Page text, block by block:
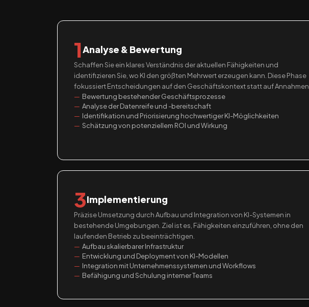
1Analyse & Bewertung
Schaffen Sie ein klares Verständnis der aktuellen Fähigkeiten und
identifizieren Sie, wo KI den größten Mehrwert erzeugen kann. Diese Phase
fokussiert Entscheidungen auf den Geschäftskontext statt auf Annahmen.
Bewertung bestehender Geschäftsprozesse
Analyse der Datenreife und -bereitschaft
Identifikation und Priorisierung hochwertiger KI-Möglichkeiten
Schätzung von potenziellem ROI und Wirkung
3Implementierung
Präzise Umsetzung durch Aufbau und Integration von KI-Systemen in
bestehende Umgebungen. Ziel ist es, Fähigkeiten einzuführen, ohne den
laufenden Betrieb zu beeinträchtigen.
Aufbau skalierbarer Infrastruktur
Entwicklung und Deployment von KI-Modellen
Integration mit Unternehmenssystemen und Workflows
Befähigung und Schulung interner Teams